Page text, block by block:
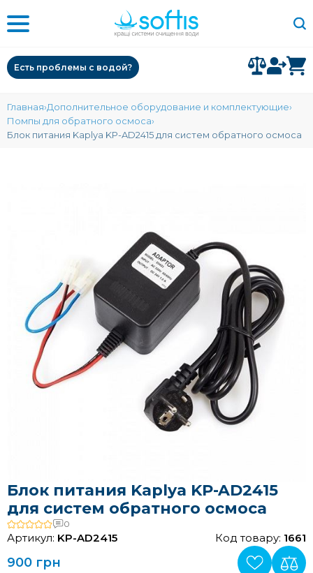
Есть проблемы с водой?
Главная Дополнительное оборудование и комплектующие
Помпы для обратного осмоса
Блок питания Kaplya KP-AD2415 для систем обратного осмоса
Блок питания Kaplya KP-AD2415
для систем обратного осмоса
0
Артикул: KP-AD2415 Код товару: 1661
900 грн